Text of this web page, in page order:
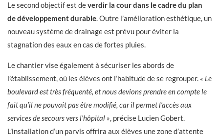
Le second objectif est deverdir la cour dans le cadre du plan
de développement durable. Outre l’amélioration esthétique, un
nouveau système de drainage est prévu pour éviter la
stagnation des eaux en cas de fortes pluies.
Le chantier vise également à sécuriser les abords de
l’établissement, où les élèves ont l’habitude de se regrouper. « Le
boulevard est très fréquenté, et nous devions prendre en compte le
fait qu’il ne pouvait pas être modifié, car il permet l’accès aux
services de secours vers l’hôpital », précise Lucien Gobert.
L’installation d’un parvis offrira aux élèves une zone d’attente